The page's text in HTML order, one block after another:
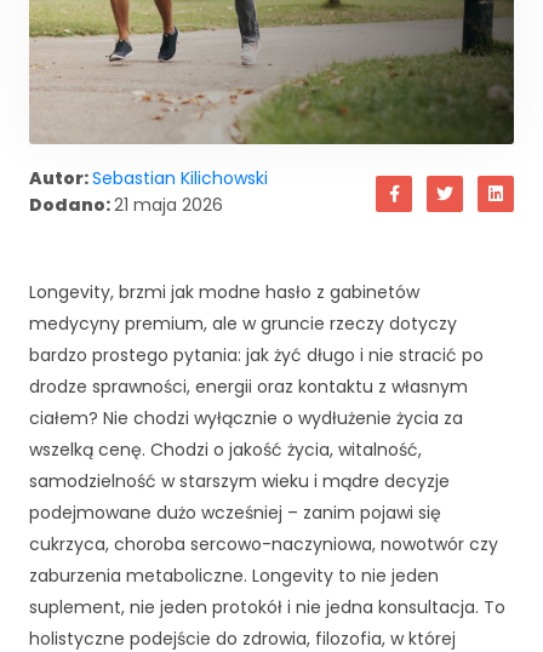
Autor:Sebastian Kilichowski
Dodano:21 maja 2026
Longevity, brzmi jak modne hasło z gabinetów
medycyny premium, ale w gruncie rzeczy dotyczy
bardzo prostego pytania: jak żyć długo i nie stracić po
drodze sprawności, energii oraz kontaktu z własnym
ciałem? Nie chodzi wyłącznie o wydłużenie życia za
wszelką cenę. Chodzi o jakość życia, witalność,
samodzielność w starszym wieku i mądre decyzje
podejmowane dużo wcześniej – zanim pojawi się
cukrzyca, choroba sercowo-naczyniowa, nowotwór czy
zaburzenia metaboliczne. Longevity to nie jeden
suplement, nie jeden protokół i nie jedna konsultacja. To
holistyczne podejście do zdrowia, filozofia, w której